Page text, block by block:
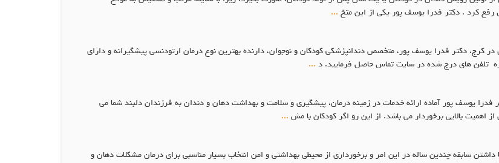
رفع کرد . دکتر فدرا یوسف پور یکی از این متخ ...
کرج، دکتر فدرا یوسف پور، متخصص دندانپزشکی کودکان و نوجوان، دارنده بهترین نوع درمان ارتودنسی پیشگیرانه و دارای
تلفن های درج شده در سایت تماس حاصل فرمایید. د ...
یوسف پور آماده ارائه خدمات در زمینه درمان، پیشگیری و سلامت و بهداشت دهان و دندان به فرزندان دلبند شما می
اهمیت بالایی برخوردار می باشد. از این رو اگر کودکان با مش ...
سابقه چندین ساله در این امر و برخورداری از محیطی بهداشتی و امن انتخاب بسیار مناسبی برای درمان مشکلات دهان و